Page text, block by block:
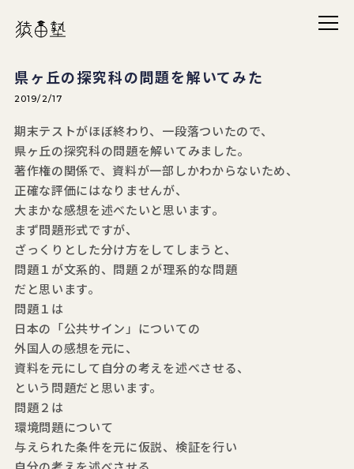
メニ
猿田塾
県ヶ丘の探究科の問題を解いてみた
2019/2/17
期末テストがほぼ終わり、一段落ついたので、
県ヶ丘の探究科の問題を解いてみました。
著作権の関係で、資料が一部しかわからないため、
正確な評価にはなりませんが、
大まかな感想を述べたいと思います。
まず問題形式ですが、
ざっくりとした分け方をしてしまうと、
問題１が文系的、問題２が理系的な問題
だと思います。
問題１は
日本の「公共サイン」についての
外国人の感想を元に、
資料を元にして自分の考えを述べさせる、
という問題だと思います。
問題２は
環境問題について
与えられた条件を元に仮説、検証を行い